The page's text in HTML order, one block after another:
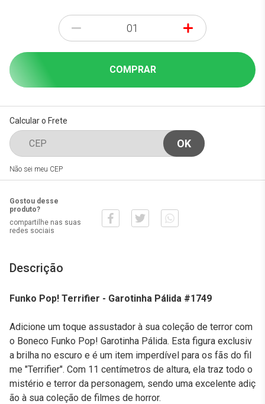
- +
COMPRAR
Calcular o Frete
Não sei meu CEP
Gostou desse
produto?
compartilhe nas suas
redes sociais
Descrição
Funko Pop! Terrifier - Garotinha Pálida #1749
Adicione um toque assustador à sua coleção de terror com
o Boneco Funko Pop! Garotinha Pálida. Esta figura exclusiv
a brilha no escuro e é um item imperdível para os fãs do fil
me "Terrifier". Com 11 centímetros de altura, ela traz todo o
mistério e terror da personagem, sendo uma excelente adiç
ão à sua coleção de filmes de horror.